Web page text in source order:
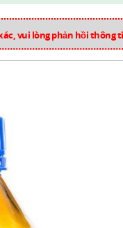
vui lòng phản hồi thông